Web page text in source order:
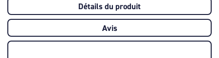
Détails du produit
Avis